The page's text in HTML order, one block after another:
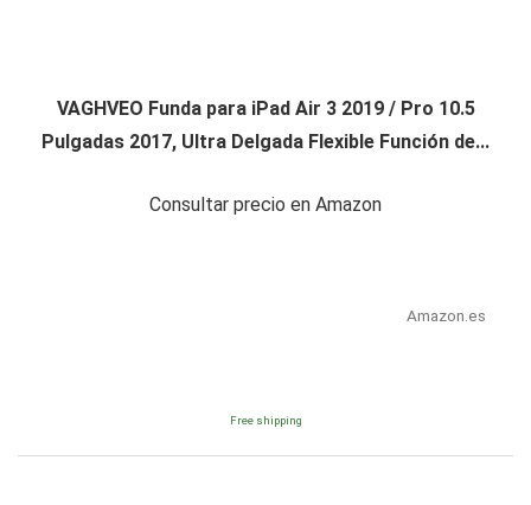
VAGHVEO Funda para iPad Air 3 2019 / Pro 10.5
Pulgadas 2017, Ultra Delgada Flexible Función de...
Consultar precio en Amazon
Amazon.es
Free shipping